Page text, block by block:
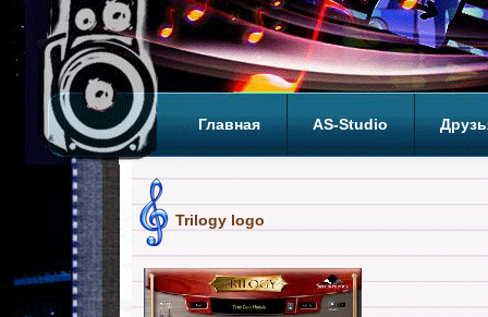
Главная AS-Studio
Trilogy logo